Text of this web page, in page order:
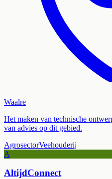
Waalre
Het maken van technische
van advies op dit gebied.
AgrosectorVeehouderij
A
AltijdConnect